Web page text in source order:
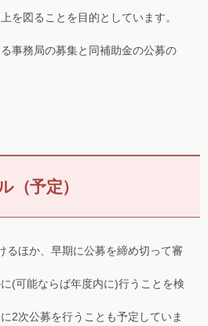
を図ることを目的としています。
事務局の募集と同補助金の公募の
（予定）
るほか、早期に公募を締め切って審
(可能ならば年度内に)行うことを検
2次公募を行うことも予定していま